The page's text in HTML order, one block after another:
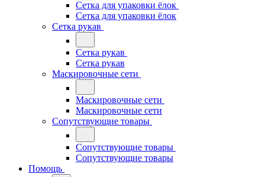
Сетка для упаковки ёлок
Сетка для упаковки ёлок
Сетка рукав
Сетка рукав
Сетка рукав
Маскировочные сети
Маскировочные сети
Маскировочные сети
Сопутствующие товары
Сопутствующие товары
Сопутствующие товары
Помощь